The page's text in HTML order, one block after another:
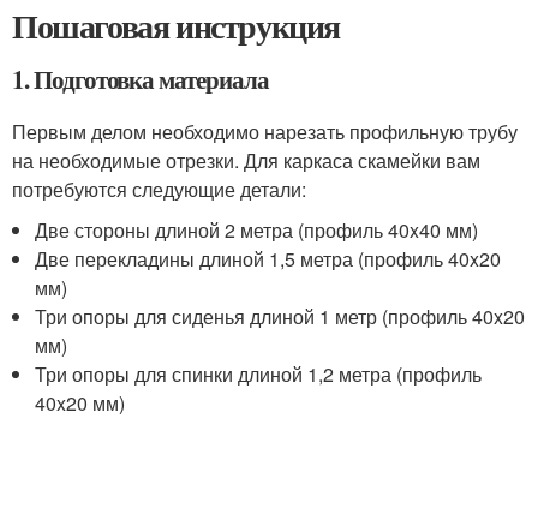
Пошаговая инструкция
1. Подготовка материала
Первым делом необходимо нарезать профильную трубу
на необходимые отрезки. Для каркаса скамейки вам
потребуются следующие детали:
Две стороны длиной 2 метра (профиль 40x40 мм)
Две перекладины длиной 1,5 метра (профиль 40x20
мм)
Три опоры для сиденья длиной 1 метр (профиль 40x20
мм)
Три опоры для спинки длиной 1,2 метра (профиль
40x20 мм)